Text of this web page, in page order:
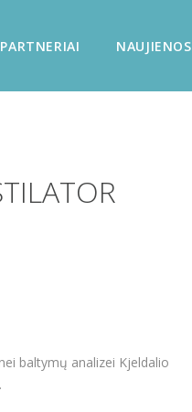
PARTNERIAI NAUJIENOS
baltymų analizei Kjeldalio